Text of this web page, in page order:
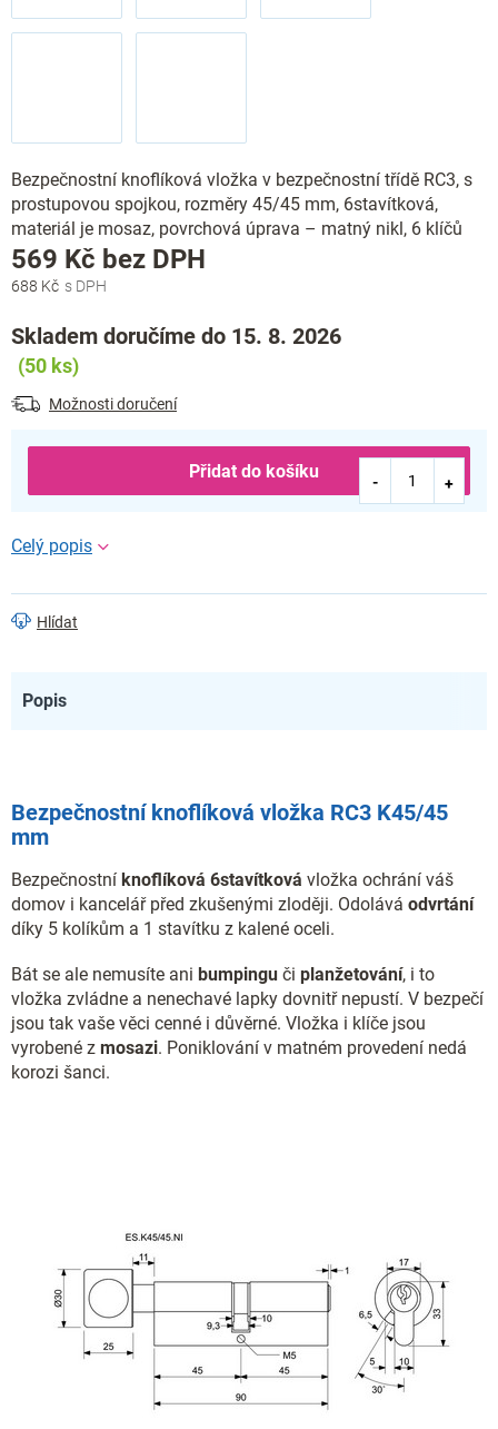
Bezpečnostní knoflíková vložka v bezpečnostní třídě RC3, s
prostupovou spojkou, rozměry 45/45 mm, 6stavítková,
materiál je mosaz, povrchová úprava – matný nikl, 6 klíčů
688 Kč
569 Kč bez DPH
Skladem doručíme do 15. 8. 2026
(50 ks)
Možnosti doručení
Přidat do košíku
Hlídat
Popis
Bezpečnostní knoflíková vložka RC3 K45/45
mm
Bezpečnostní knoflíková 6stavítková vložka ochrání váš
domov i kancelář před zkušenými zloději. Odolává odvrtání
díky 5 kolíkům a 1 stavítku z kalené oceli.
Bát se ale nemusíte ani bumpingu či planžetování, i to
vložka zvládne a nenechavé lapky dovnitř nepustí. V bezpečí
jsou tak vaše věci cenné i důvěrné. Vložka i klíče jsou
vyrobené z mosazi. Poniklování v matném provedení nedá
korozi šanci.